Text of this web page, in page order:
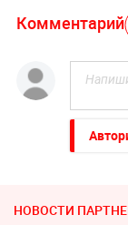
Комментарий
НОВОСТИ